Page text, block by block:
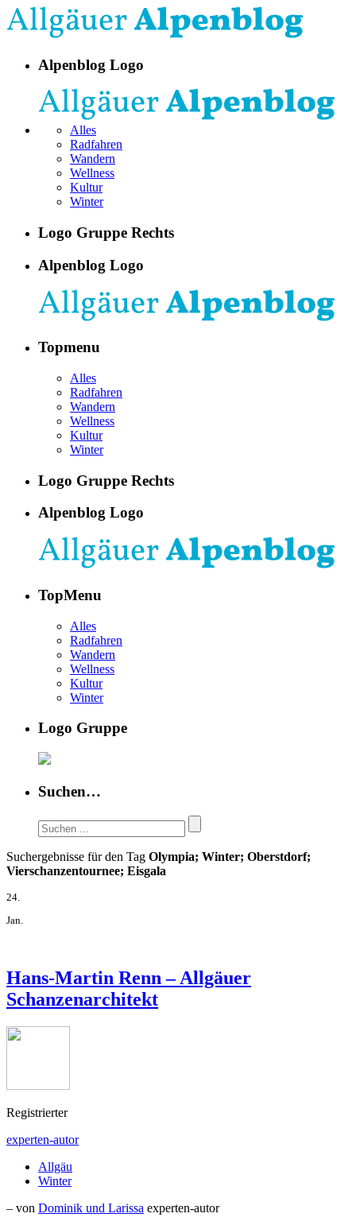
Alpenblog Logo
Alles
Radfahren
Wandern
Wellness
Kultur
Winter
Logo Gruppe Rechts
Alpenblog Logo
Topmenu
Alles
Radfahren
Wandern
Wellness
Kultur
Winter
Logo Gruppe Rechts
Alpenblog Logo
TopMenu
Alles
Radfahren
Wandern
Wellness
Kultur
Winter
Logo Gruppe
Suchen…
Suchergebnisse für den Tag Olympia; Winter; Oberstdorf;
Vierschanzentournee; Eisgala
24.
Jan.
Hans-Martin Renn – Allgäuer
Schanzenarchitekt
Registrierter
experten-autor
Allgäu
Winter
– von Dominik und Larissa experten-autor